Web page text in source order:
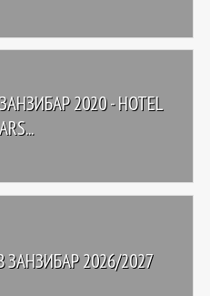
2020 - HOTEL
2026/2027